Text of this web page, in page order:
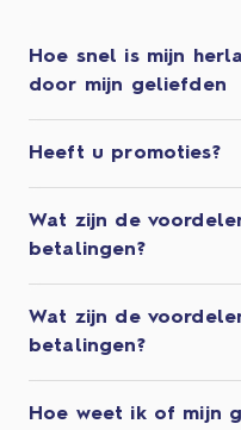
Hoe snel is mijn
door mijn geliefden
Heeft u promoties?
Wat zijn de
betalingen?
Wat zijn de
betalingen?
Hoe weet ik of mijn